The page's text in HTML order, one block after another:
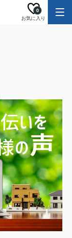
お気に入り
0